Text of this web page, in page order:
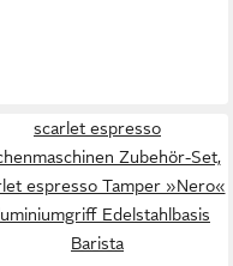
scarlet espresso
Zubehör-Set,
espresso Tamper »Nero«
Edelstahlbasis
Barista